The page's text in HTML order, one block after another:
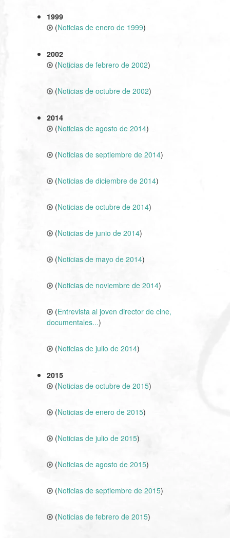
1999
(Noticias de enero de 1999)
2002
(Noticias de febrero de 2002)
(Noticias de octubre de 2002)
2014
(Noticias de agosto de 2014)
(Noticias de septiembre de 2014)
(Noticias de diciembre de 2014)
(Noticias de octubre de 2014)
(Noticias de junio de 2014)
(Noticias de mayo de 2014)
(Noticias de noviembre de 2014)
(Entrevista al joven director de cine,
documentales...)
(Noticias de julio de 2014)
2015
(Noticias de octubre de 2015)
(Noticias de enero de 2015)
(Noticias de julio de 2015)
(Noticias de agosto de 2015)
(Noticias de septiembre de 2015)
(Noticias de febrero de 2015)